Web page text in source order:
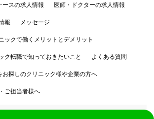
ースの求人情報 医師・ドクターの求人情報
報 メッセージ
ックで働くメリットとデメリット
ク転職で知っておきたいこと よくある質問
お探しのクリニック様や企業の方へ
ご担当者様へ
護方針